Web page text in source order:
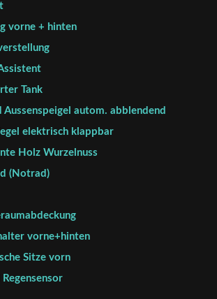
vorne + hinten
Tank
Aussenspeigel autom. abblendend
elektrisch klappbar
Holz Wurzelnuss
(Notrad)
vorne+hinten
Sitze vorn